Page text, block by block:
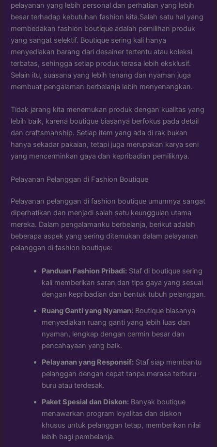
pelayanan yang lebih personal dan perhatian yang lebih
besar terhadap kebutuhan fashion kita.Salah satu hal yang
membedakan fashion boutique adalah pemilihan produk
yang sangat selektif. Boutique sering kali hanya
menyediakan barang dari desainer tertentu atau koleksi
terbatas, sehingga setiap produk terasa lebih eksklusif.
Selain itu, suasana yang lebih tenang dan nyaman juga
membuat pengalaman berbelanja lebih menyenangkan.
Tidak jarang kita menemukan produk dengan kualitas yang
lebih baik, karena boutique biasanya berfokus pada detail
dan craftsmanship. Setiap item yang ada di rak bukan
hanya sekadar pakaian, tetapi juga merupakan karya seni
yang mencerminkan gaya dan kepribadian pemiliknya.
Pelayanan Pelanggan di Fashion Boutique
Pelayanan pelanggan di fashion boutique umumnya sangat
diperhatikan dan menjadi salah satu keunggulan utama
mereka. Dalam pengalamanku berbelanja, berikut adalah
beberapa aspek yang sering ditemukan dalam pelayanan
pelanggan di fashion boutique:
Panduan Fashion Pribadi: Staf di boutique sering
kali memberikan saran dan tips gaya yang sesuai
dengan kepribadian dan bentuk tubuh pelanggan.
Ruang Ganti yang Nyaman: Boutique biasanya
menyediakan ruang ganti yang lebih luas dan
nyaman, lengkap dengan cermin besar dan
pencahayaan yang baik.
Pelayanan yang Responsif: Staf siap membantu
pelanggan dengan cepat tanpa merasa terburu-
buru atau terdesak.
Paket Spesial dan Diskon: Banyak boutique
menawarkan program loyalitas dan diskon
khusus untuk pelanggan tetap, memberikan nilai
lebih bagi pembelanja.